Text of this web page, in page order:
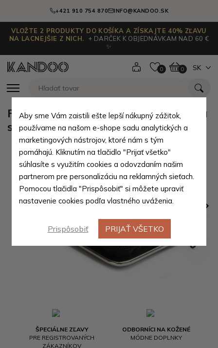
+421 910 754 870 INFO@KANDOO.SK
VLOŽTE 2 PRODUKTY DO KOŠÍKA A ZÍSKAJTE 40% ZĽAVU
NA LACNEJŠIE Z NICH.
+ DARČEK K OBJEDNÁVKAM NAD 60 €
✨
0 0 SK
ŠPECIÁLNE ZĽAVY
PRE REGISTROVANÝCH
ZÁKAZNÍKOV
ODBORNÍCI NA KOŽENÉ
MÓDNE DOPLNKY
Farebná kožená dámska manikúra
s kovovým rámčekom Teija
Aby sme Vám zaistili ešte lepší nákupný zážitok,
používame na našom e-shope sadu analytických a
marketingových nástrojov, ktoré nám s tým
pomáhajú. Kliknutím na tlačidlo "Prijať všetko"
súhlasíte s využitím cookies a odovzdaním našim
partnerom pre personalizáciu na reklamných sieťach.
Pomocou tlačidla "Prispôsobiť" si môžete upraviť
nastavenie cookies podľa vlastného uváženia.
Prispôsobiť PRIJAŤ VŠETKO